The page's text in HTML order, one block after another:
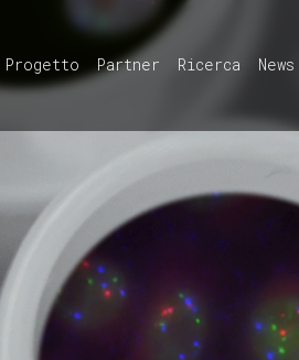
Progetto Partner Ricerca News